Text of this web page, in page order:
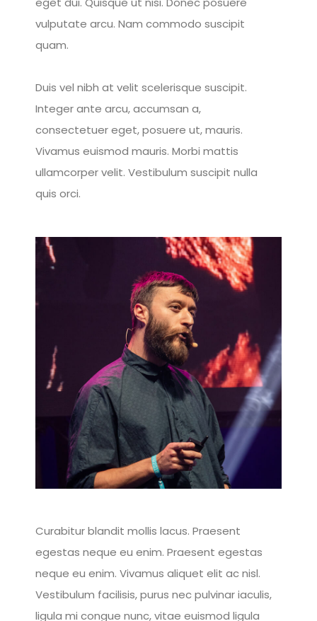
vulputate arcu. Nam commodo suscipit
quam.
Duis vel nibh at velit scelerisque suscipit.
Integer ante arcu, accumsan a,
consectetuer eget, posuere ut, mauris.
Vivamus euismod mauris. Morbi mattis
ullamcorper velit. Vestibulum suscipit nulla
quis orci.
Curabitur blandit mollis lacus. Praesent
egestas neque eu enim. Praesent egestas
neque eu enim. Vivamus aliquet elit ac nisl.
Vestibulum facilisis, purus nec pulvinar iaculis,
ligula mi congue nunc, vitae euismod ligula